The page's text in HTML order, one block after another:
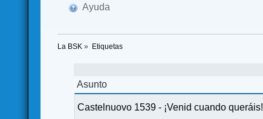
Ayuda
La BSK » Etiquetas
Asunto
Castelnuovo 1539 - ¡Venid cuando queráis!